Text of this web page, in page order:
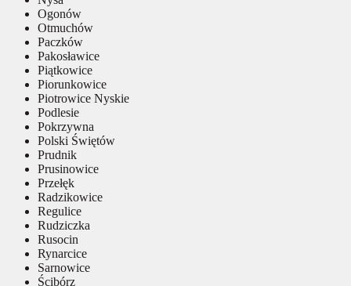
Ogonów
Otmuchów
Paczków
Pakosławice
Piątkowice
Piorunkowice
Piotrowice Nyskie
Podlesie
Pokrzywna
Polski Świętów
Prudnik
Prusinowice
Przełęk
Radzikowice
Regulice
Rudziczka
Rusocin
Rynarcice
Sarnowice
Ścibórz